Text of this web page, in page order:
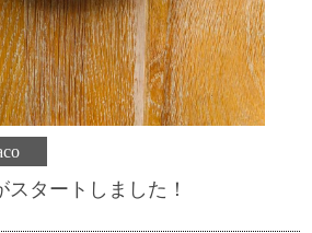
スタートしました！